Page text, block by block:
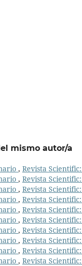
mismo autor/a
, Revista
, Revista
, Revista
, Revista
, Revista
, Revista
, Revista
, Revista
, Revista
, Revista